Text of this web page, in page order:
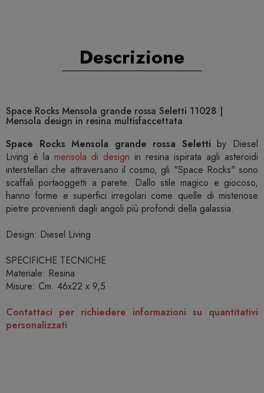
Descrizione
Space Rocks Mensola grande rossa Seletti 11028 |
Mensola design in resina multisfaccettata
Space Rocks Mensola grande rossa Seletti by Diesel
Living è la mensola di design in resina ispirata agli asteroidi
interstellari che attraversano il cosmo, gli "Space Rocks" sono
scaffali portaoggetti a parete. Dallo stile magico e giocoso,
hanno forme e superfici irregolari come quelle di misteriose
pietre provenienti dagli angoli più profondi della galassia.
Design: Diesel Living
SPECIFICHE TECNICHE
Materiale: Resina
Misure: Cm. 46x22 x 9,5
Contattaci per richiedere informazioni su quantitativi
personalizzati